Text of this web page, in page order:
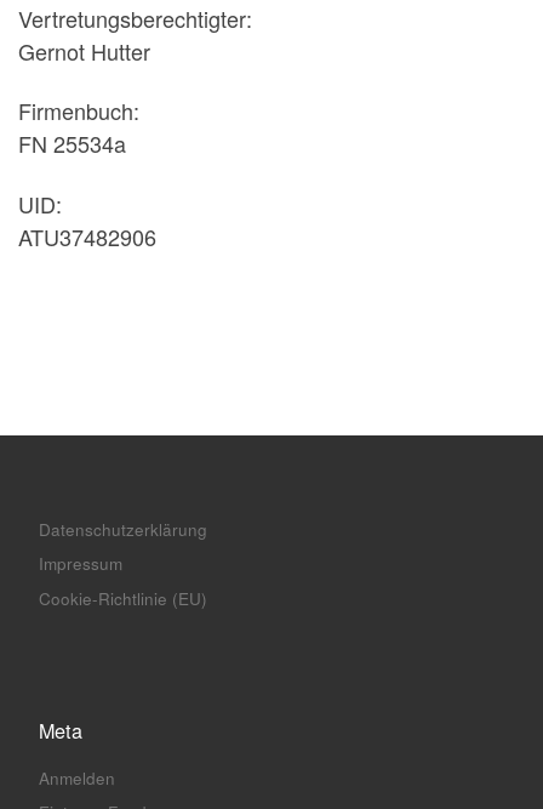
Vertretungsberechtigter:
Gernot Hutter
Firmenbuch:
FN 25534a
UID:
ATU37482906
Datenschutzerklärung
Impressum
Cookie-Richtlinie (EU)
Meta
Anmelden